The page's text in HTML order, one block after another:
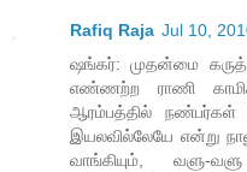
Rafiq Raja Jul 10,
ஷங்கர்: முதன்மை
எண்ணற்ற ராணி
ஆரம்பத்தில் நண்பர்கள்
இயலவில்லேயே என்று
வாங்கியும், வளு-